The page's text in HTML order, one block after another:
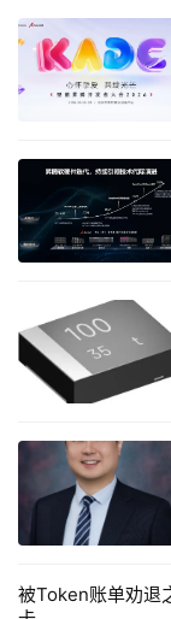
的方便之门，使
准地确定这类威
过去两年中，任
VMware公司和
软件，是数据中
作系统类似，可
(Gartner)预计，
低于物理服务器
获取一台虚拟化
软件辖下的所有
许多组织将保
上。迄今只出现
VMware的
Technologies，
被Token账单劝退